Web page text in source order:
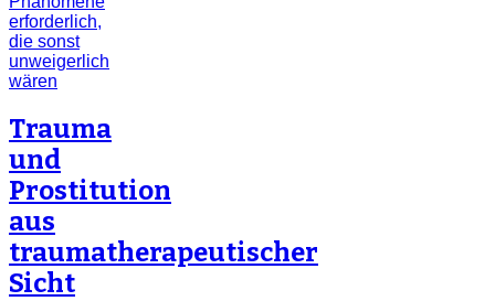
Trauma
und
Prostitution
aus
traumatherapeutischer
Sicht